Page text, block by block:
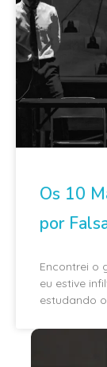
Os 10
por
Encontrei o
eu estive
estudando